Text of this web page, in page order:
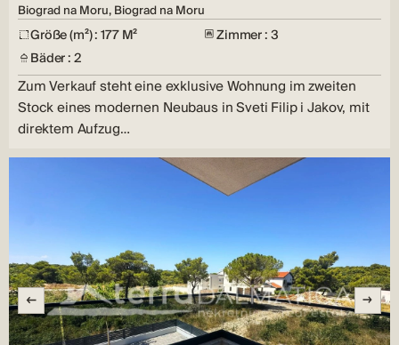
Biograd na Moru, Biograd na Moru
Größe (m²) : 177 M²
Zimmer : 3
Bäder : 2
Zum Verkauf steht eine exklusive Wohnung im zweiten
Stock eines modernen Neubaus in Sveti Filip i Jakov, mit
direktem Aufzug…